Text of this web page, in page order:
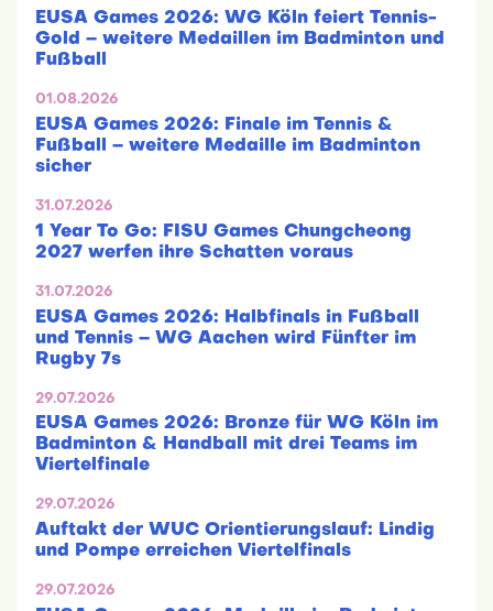
EUSA Games 2026: WG Köln feiert Tennis-
Gold – weitere Medaillen im Badminton und
Fußball
01.08.2026
EUSA Games 2026: Finale im Tennis &
Fußball – weitere Medaille im Badminton
sicher
31.07.2026
1 Year To Go: FISU Games Chungcheong
2027 werfen ihre Schatten voraus
31.07.2026
EUSA Games 2026: Halbfinals in Fußball
und Tennis – WG Aachen wird Fünfter im
Rugby 7s
29.07.2026
EUSA Games 2026: Bronze für WG Köln im
Badminton & Handball mit drei Teams im
Viertelfinale
29.07.2026
Auftakt der WUC Orientierungslauf: Lindig
und Pompe erreichen Viertelfinals
29.07.2026